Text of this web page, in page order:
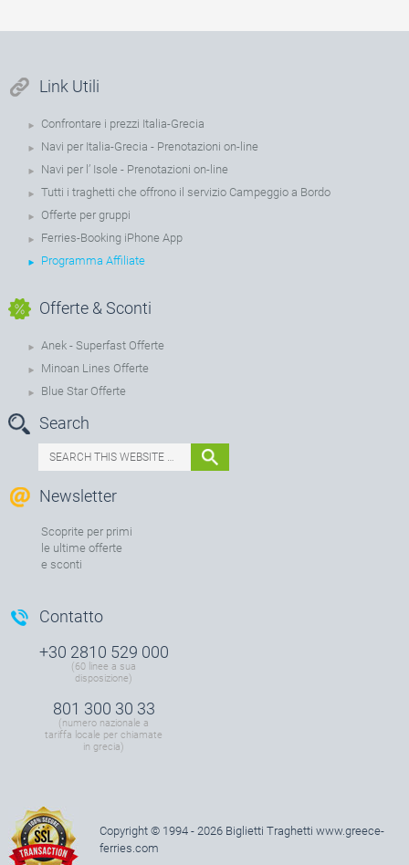
Link Utili
Confrontare i prezzi Italia-Grecia
Navi per Italia-Grecia - Prenotazioni on-line
Navi per l’ Isole - Prenotazioni on-line
Tutti i traghetti che offrono il servizio Campeggio a Bordo
Offerte per gruppi
Ferries-Booking iPhone App
Programma Affiliate
Offerte & Sconti
Anek - Superfast Offerte
Minoan Lines Offerte
Blue Star Offerte
Search
Newsletter
Scoprite per primi
le ultime offerte
e sconti
Contatto
+30 2810 529 000
(60 linee a sua
disposizione)
801 300 30 33
(numero nazionale a
tariffa locale per chiamate
in grecia)
Copyright © 1994 - 2026 Biglietti Traghetti www.greece-
ferries.com